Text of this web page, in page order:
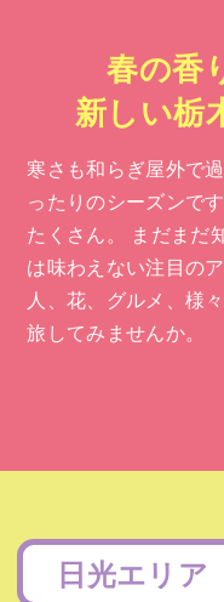
春の香
新しい栃
寒さも和らぎ屋外で
ったりのシーズンです
たくさん。
まだまだ
は味わえない注目の
人、花、グルメ、様
旅してみませんか。
日光エリア